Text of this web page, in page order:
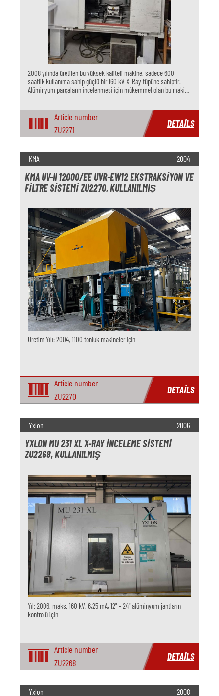
2008 yılında üretilen bu yüksek kaliteli makine, sadece 600
saatlik kullanıma sahip güçlü bir 160 kV X-Ray tüpüne sahiptir.
Alüminyum parçaların incelenmesi için mükemmel olan bu makine
Article number
ZU2271
DETAILS
KMA 2004
KMA UV-II 12000/EE UVR-EW12 EKSTRAKSIYON VE
FILTRE SISTEMI ZU2270, KULLANILMIŞ
Üretim Yılı: 2004, 1100 tonluk makineler için
Article number
ZU2270
DETAILS
Yxlon 2006
YXLON MU 231 XL X-RAY İNCELEME SISTEMI
ZU2268, KULLANILMIŞ
Yıl: 2006, maks. 160 kV, 6,25 mA, 12" - 24" alüminyum jantların
kontrolü için
Article number
ZU2268
DETAILS
Yxlon 2008